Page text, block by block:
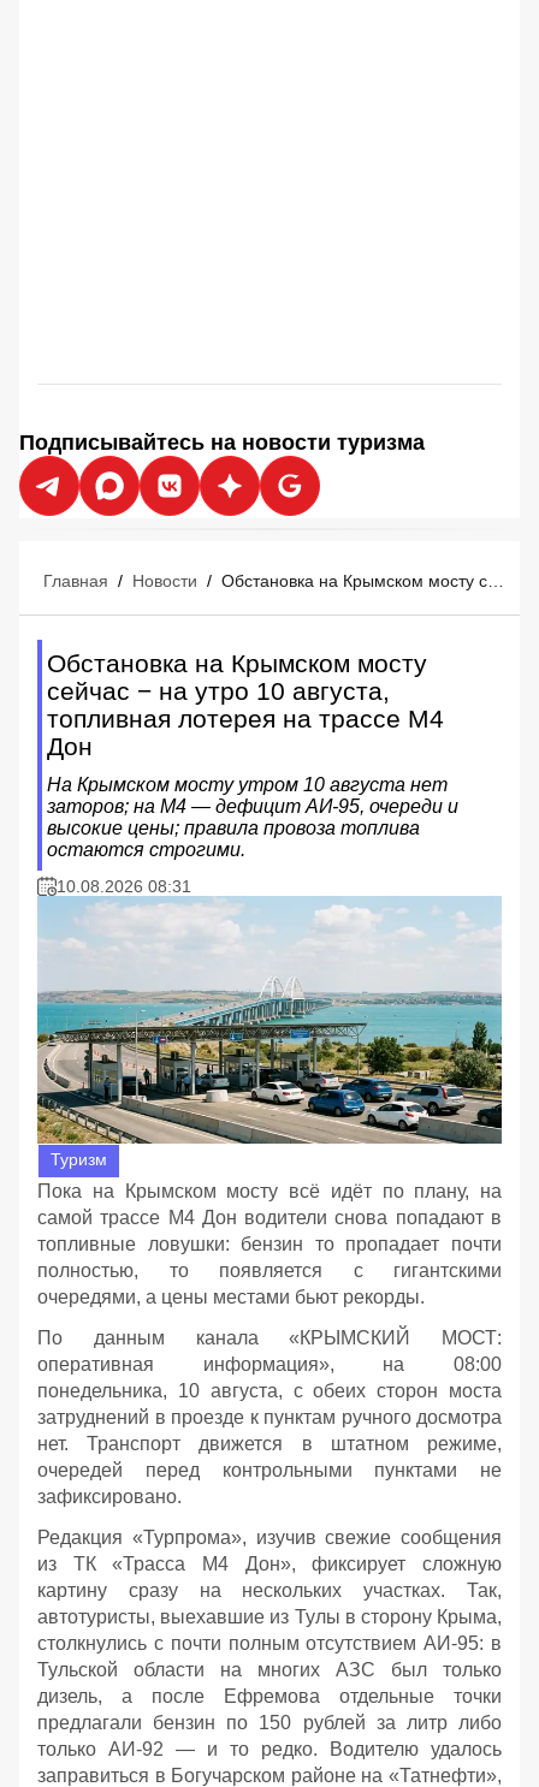
Подписывайтесь на новости туризма
Главная / Новости /
Обстановка на Крымском мосту
сейчас − на утро 10 августа,
топливная лотерея на трассе М4
Дон
На Крымском мосту утром 10 августа нет
заторов; на М4 — дефицит АИ‑95, очереди и
высокие цены; правила провоза топлива
остаются строгими.
10.08.2026 08:31
Туризм
Пока на Крымском мосту всё идёт по плану, на
самой трассе М4 Дон водители снова попадают в
топливные ловушки: бензин то пропадает почти
полностью, то появляется с гигантскими
очередями, а цены местами бьют рекорды.
По данным канала «КРЫМСКИЙ МОСТ:
оперативная информация», на 08:00
понедельника, 10 августа, с обеих сторон моста
затруднений в проезде к пунктам ручного досмотра
нет. Транспорт движется в штатном режиме,
очередей перед контрольными пунктами не
зафиксировано.
Редакция «Турпрома», изучив свежие сообщения
из ТК «Трасса М4 Дон», фиксирует сложную
картину сразу на нескольких участках. Так,
автотуристы, выехавшие из Тулы в сторону Крыма,
столкнулись с почти полным отсутствием АИ‑95: в
Тульской области на многих АЗС был только
дизель, а после Ефремова отдельные точки
предлагали бензин по 150 рублей за литр либо
только АИ‑92 — и то редко. Водителю удалось
заправиться в Богучарском районе на «Татнефти»,